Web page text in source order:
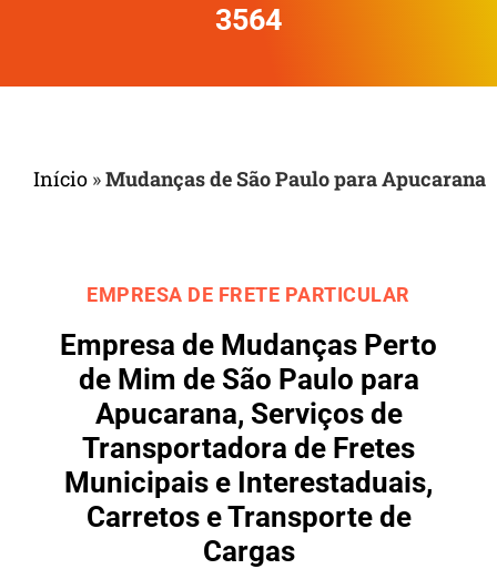
3564
Início »Mudanças de São Paulo para Apucarana
EMPRESA DE FRETE PARTICULAR
Empresa de Mudanças Perto
de Mim de São Paulo para
Apucarana, Serviços de
Transportadora de Fretes
Municipais e Interestaduais,
Carretos e Transporte de
Cargas